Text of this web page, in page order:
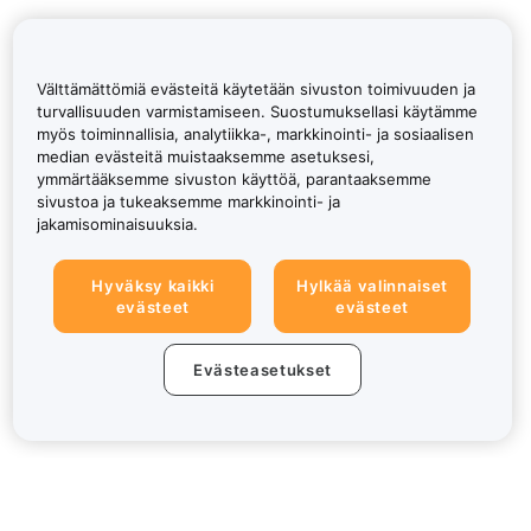
Välttämättömiä evästeitä käytetään sivuston toimivuuden ja
turvallisuuden varmistamiseen. Suostumuksellasi käytämme
myös toiminnallisia, analytiikka-, markkinointi- ja sosiaalisen
median evästeitä muistaaksemme asetuksesi,
ymmärtääksemme sivuston käyttöä, parantaaksemme
sivustoa ja tukeaksemme markkinointi- ja
jakamisominaisuuksia.
Hyväksy kaikki
evästeet
Hylkää valinnaiset
evästeet
Evästeasetukset